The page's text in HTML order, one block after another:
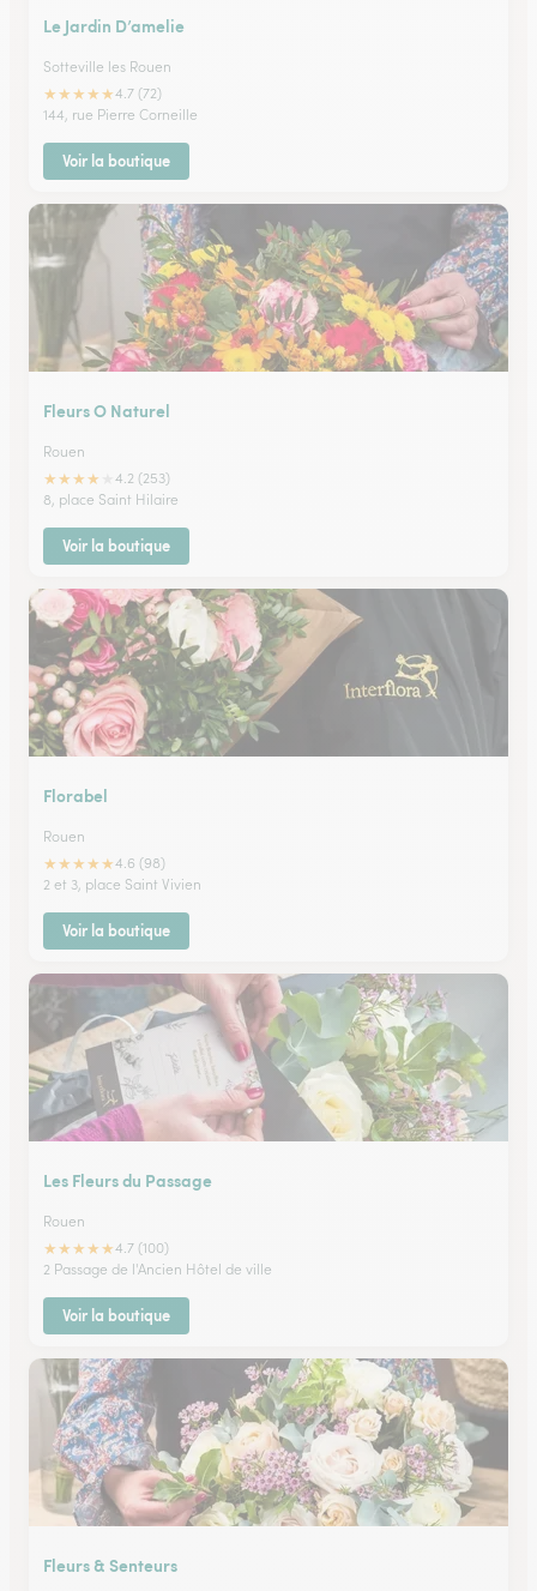
Le Jardin D’amelie
Sotteville les Rouen
★★★★★4.7 (72)
144, rue Pierre Corneille
Voir la boutique
Fleurs O Naturel
Rouen
★★★★
4.2 (253)
8, place Saint Hilaire
Voir la boutique
Florabel
Rouen
★★★★★4.6 (98)
2 et 3, place Saint Vivien
Voir la boutique
Les Fleurs du Passage
Rouen
★★★★★4.7 (100)
2 Passage de l'Ancien Hôtel de ville
Voir la boutique
Fleurs & Senteurs